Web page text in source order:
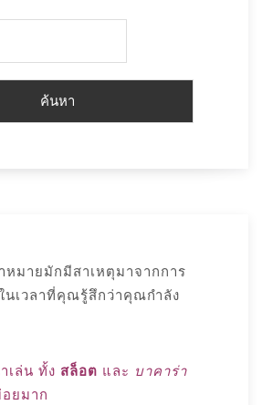
หมายมักมีสาเหตุมาจากการ
นเวลาที่คุณรู้สึกว่าคุณกำลัง
เล่น ทั้ง สล็อต และ บาคาร่า
ยมาก